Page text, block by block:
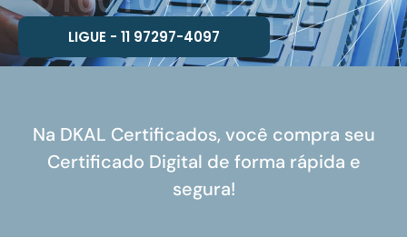
LIGUE - 11 97297-4097
Na DKAL Certificados, você compra seu
Certificado Digital de forma rápida e
segura!